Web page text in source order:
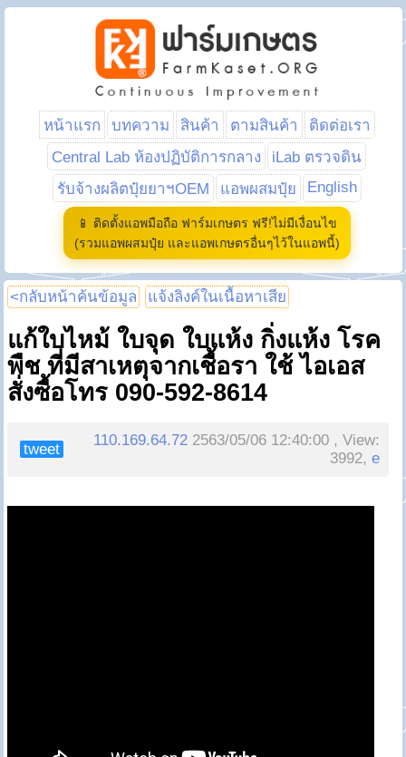
หน้าแรก บทความ สินค้า ตามสินค้า
ติดต่อเรา
Central Lab ห้องปฏิบัติการกลาง
iLab ตรวจดิน
รับจ้างผลิตปุ๋ยยาฯOEM
แอพผสมปุ๋ย English
📱 ติดตั้งแอพมือถือ ฟาร์มเกษตร ฟรี!ไม่มีเงื่อนไข
(รวมแอพผสมปุ๋ย และแอพเกษตรอื่นๆไว้ในแอพนี้)
<กลับหน้าค้นข้อมูล แจ้งลิงค์ในเนื้อหาเสีย
แก้ใบไหม้ ใบจุด ใบแห้ง กิ่งแห้ง โรค
พืช ที่มีสาเหตุจากเชื้อรา ใช้ ไอเอส
สั่งซื้อโทร 090-592-8614
tweet
110.169.64.72 2563/05/06 12:40:00 , View:
3992,e